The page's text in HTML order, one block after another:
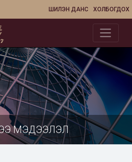
ХОЛБОГДОХ
ШИЛЭН ДАНС
МЭДЭЭЛЭЛ